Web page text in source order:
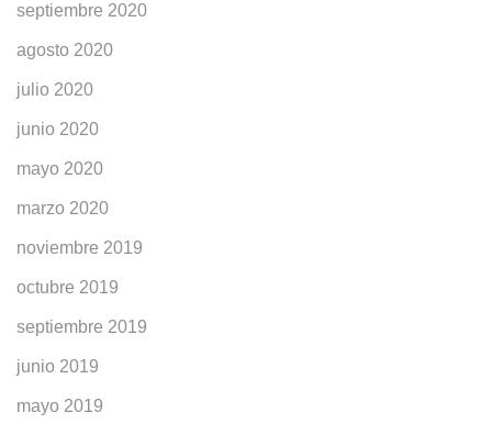
septiembre 2020
agosto 2020
julio 2020
junio 2020
mayo 2020
marzo 2020
noviembre 2019
octubre 2019
septiembre 2019
junio 2019
mayo 2019